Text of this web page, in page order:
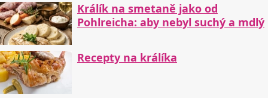
Králík na smetaně jako od
Pohlreicha: aby nebyl suchý a mdlý
Recepty na králíka